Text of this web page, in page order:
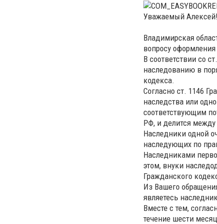
Уважаемый
Владимирская
вопросу
В соответствии со
наследованию в
кодекса.
Согласно ст. 1146
наследства или
соответствующим
РФ, и делится
Наследники одной
наследующих по
Наследниками
этом, внуки
Гражданского
Из Вашего
являетесь
Вместе с тем,
течение шести